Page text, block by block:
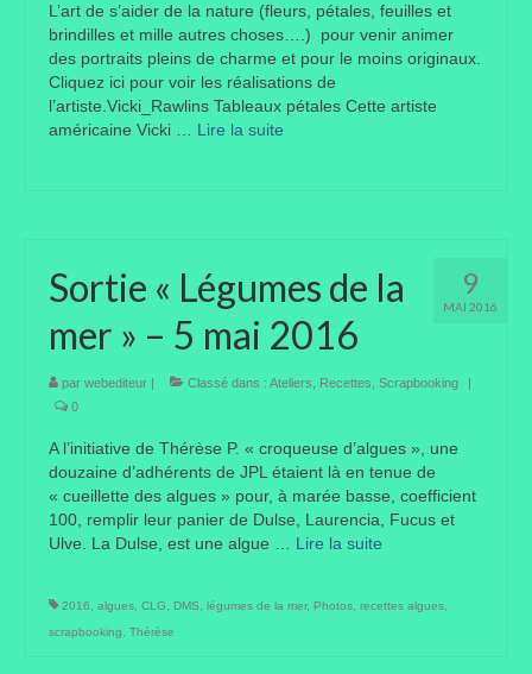
Bibliothèque
Nouveautés
Revues
Amis jardiniers du Devon
Fête des plantes
Florescence
Visites de jardins
Autres
Flore
L’art de s’aider de la nature (fleurs, pétales, feuilles et
brindilles et mille autres choses….) pour venir animer
des portraits pleins de charme et pour le moins originaux.
Cliquez ici pour voir les réalisations de
l’artiste.Vicki_Rawlins Tableaux pétales Cette artiste
américaine Vicki … Lire la suite­­
9
MAI 2016
Sortie « Légumes de la
mer » – 5 mai 2016
par webediteur | Classé dans : Ateliers Recettes Scrapbooking
|
0
A l’initiative de Thérèse P. « croqueuse d’algues », une
douzaine d’adhérents de JPL étaient là en tenue de
« cueillette des algues » pour, à marée basse, coefficient
100, remplir leur panier de Dulse, Laurencia, Fucus et
Ulve. La Dulse, est une algue … Lire la suite­­
2016 algues CLG DMS légumes de la mer, Photos recettes algues
scrapbooking
Thérèse